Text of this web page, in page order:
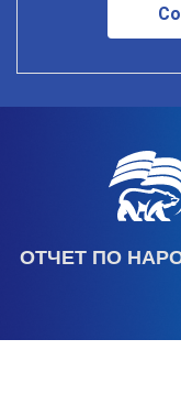
ОТЧЕТ ПО